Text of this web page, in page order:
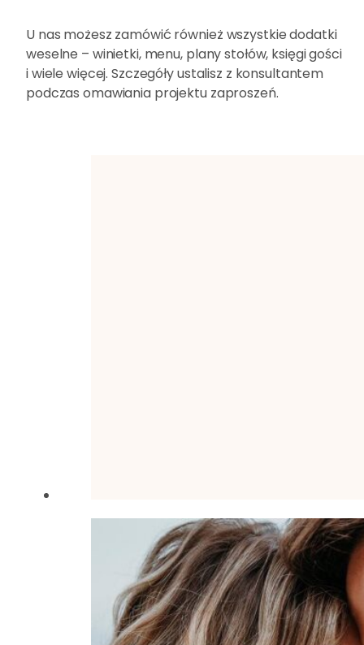
U nas możesz zamówić również wszystkie dodatki
weselne – winietki, menu, plany stołów, księgi gości
i wiele więcej. Szczegóły ustalisz z konsultantem
podczas omawiania projektu zaproszeń.